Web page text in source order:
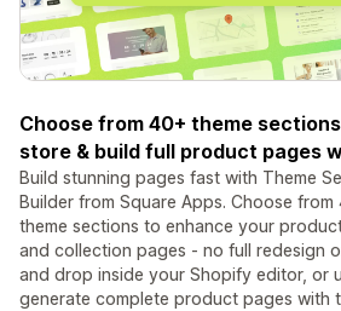
Choose from 40+ theme
store & build full product pages
Build stunning pages fast with Theme
Builder from Square Apps. Choose
theme sections to enhance your
and collection pages - no full redesign
and drop inside your Shopify editor, or
generate complete product pages with